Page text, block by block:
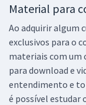
Material para
Ao adquirir algum
exclusivos para o
materiais com um
para download e
entendimento e
é possível estudar